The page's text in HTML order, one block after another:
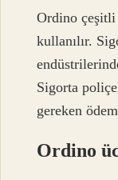
Ordino çeşitli
kullanılır.
Sigorta
gereken
Ordino